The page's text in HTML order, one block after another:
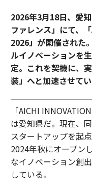
2026年3月18日、愛
ファレンス」にて、
2026」が開催された
ルイノベーションを
定。これを契機に、
装」へと加速させてい
「AICHI
は愛知県だ。現在、
スタートアップを起
2024年秋にオープン
なイノベーション創
している。